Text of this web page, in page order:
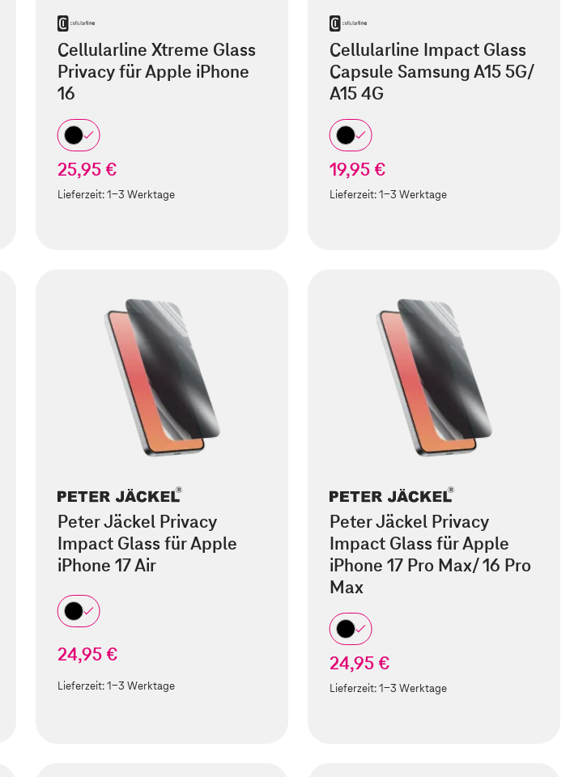
Cellularline Xtreme Glass
Privacy für Apple iPhone
16
25,95 €
Lieferzeit:1-3 Werktage
Cellularline Impact Glass
Capsule Samsung A15 5G/
A15 4G
19,95 €
Lieferzeit:1-3 Werktage
Peter Jäckel Privacy
Impact Glass für Apple
iPhone 17 Air
24,95 €
Lieferzeit:1-3 Werktage
Peter Jäckel Privacy
Impact Glass für Apple
iPhone 17 Pro Max/ 16 Pro
Max
24,95 €
Lieferzeit:1-3 Werktage